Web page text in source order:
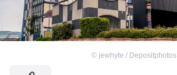
© jewhyte / Depositphotos